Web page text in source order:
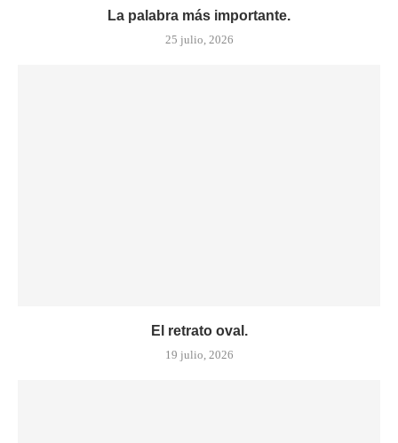
La palabra más importante.
25 julio, 2026
El retrato oval.
19 julio, 2026